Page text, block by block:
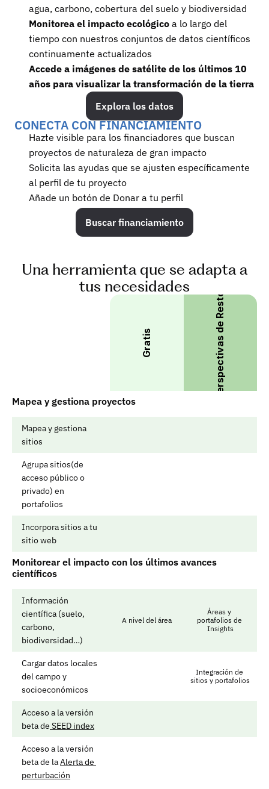
agua, carbono, cobertura del suelo y biodiversidad
Monitorea el impacto ecológico a lo largo del
tiempo con nuestros conjuntos de datos científicos
continuamente actualizados
Accede a imágenes de satélite de los últimos 10
años para visualizar la transformación de la tierra
Explora los datos
CONECTA CON FINANCIAMIENTO
Hazte visible para los financiadores que buscan
proyectos de naturaleza de gran impacto
Solicita las ayudas que se ajusten específicamente
al perfil de tu proyecto
Añade un botón de Donar a tu perfil
Buscar financiamiento
Una herramienta que se adapta a
tus necesidades
Gratis Perspectivas de Restor
Mapea y gestiona proyectos
Mapea y gestiona
sitios
Agrupa sitios(de
acceso público o
privado) en
portafolios
Incorpora sitios a tu
sitio web
Monitorear el impacto con los últimos avances
científicos
Información
científica (suelo,
carbono,
biodiversidad…)
A nivel del área
Áreas y
portafolios de
Insights
Cargar datos locales
del campo y
socioeconómicos
Integración de
sitios y portafolios
Acceso a la versión
beta de SEED index
Acceso a la versión
beta de la Alerta de
perturbación